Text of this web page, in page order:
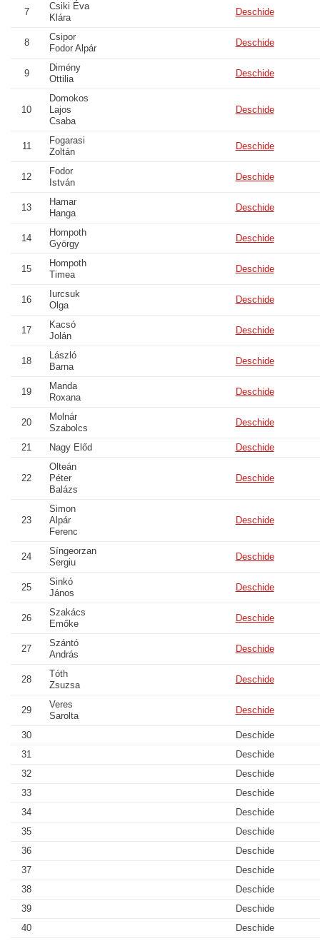
7
Csiki Éva
Klára
Deschide
8
Csipor
Fodor Alpár
Deschide
9
Dimény
Ottilia
Deschide
10
Domokos
Lajos
Csaba
Deschide
11
Fogarasi
Zoltán
Deschide
12
Fodor
István
Deschide
13
Hamar
Hanga
Deschide
14
Hompoth
György
Deschide
15
Hompoth
Timea
Deschide
16
Iurcsuk
Olga
Deschide
17
Kacsó
Jolán
Deschide
18
László
Barna
Deschide
19
Manda
Roxana
Deschide
20
Molnár
Szabolcs
Deschide
21 Nagy Előd Deschide
22
Olteán
Péter
Balázs
Deschide
23
Simon
Alpár
Ferenc
Deschide
24
Síngeorzan
Sergiu
Deschide
25
Sinkó
János
Deschide
26
Szakács
Emőke
Deschide
27
Szántó
András
Deschide
28
Tóth
Zsuzsa
Deschide
29
Veres
Sarolta
Deschide
30
Deschide
31
Deschide
32
Deschide
33
Deschide
34
Deschide
35
Deschide
36
Deschide
37
Deschide
38
Deschide
39
Deschide
40
Deschide